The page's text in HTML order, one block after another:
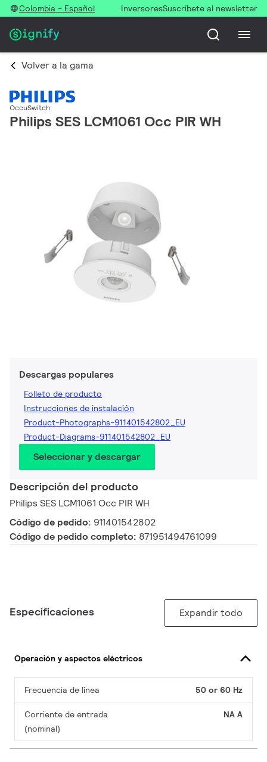
Colombia - Español InversoresSuscríbete al newsletter
Volver a la gama
OccuSwitch
Philips SES LCM1061 Occ PIR WH
Descargas populares
Folleto de producto
Instrucciones de instalación
Product-Photographs-911401542802_EU
Product-Diagrams-911401542802_EU
Seleccionar y descargar
Descripción del producto
Philips SES LCM1061 Occ PIR WH
Código de pedido: 911401542802
Código de pedido completo: 871951494761099
Especificaciones Expandir todo
Operación y aspectos eléctricos
Frecuencia de línea 50 or 60 Hz
Corriente de entrada
(nominal)
NA A